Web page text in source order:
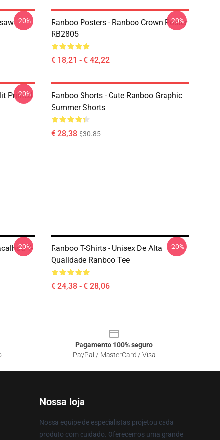
-20%
Ranboo Posters - Ranboo Crown Poster
RB2805
€ 18,21 - € 42,22
-20%
Printed
-20%
Ranboo Shorts - Cute Ranboo Graphic
Summer Shorts
€ 28,38 $30.85
T-
-20%
Ranboo T-Shirts - Unisex De Alta
Qualidade Ranboo Tee
€ 24,38 - € 28,06
-20%
Pagamento 100% seguro
PayPal / MasterCard / Visa
Nossa loja
Nossa equipe de especialistas projetou cada
produto com cuidado. Oferecemos uma grande